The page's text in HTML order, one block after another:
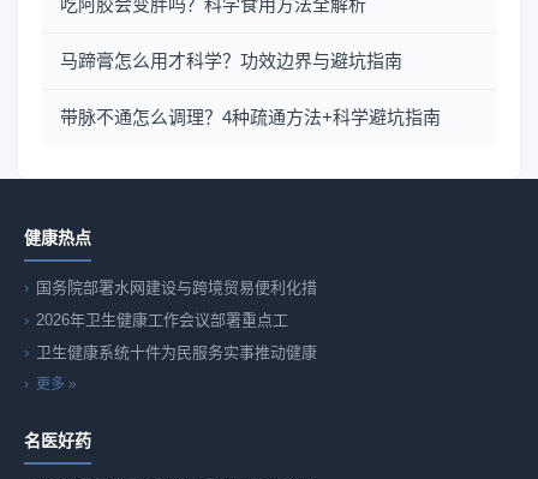
吃阿胶会变胖吗？科学食用方法全解析
马蹄膏怎么用才科学？功效边界与避坑指南
带脉不通怎么调理？4种疏通方法+科学避坑指南
健康热点
国务院部署水网建设与跨境贸易便利化措
2026年卫生健康工作会议部署重点工
卫生健康系统十件为民服务实事推动健康
更多 »
名医好药